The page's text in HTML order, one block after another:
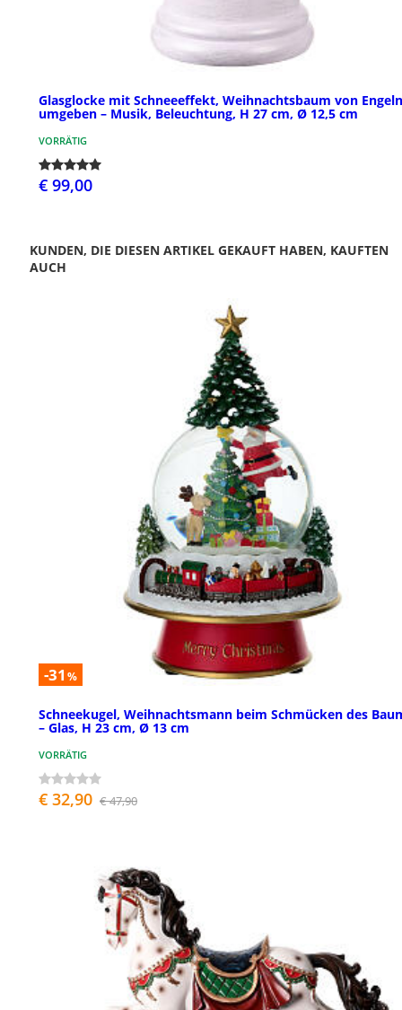
Glasglocke mit Schneeeffekt, Weihnachtsbaum von Engeln
umgeben – Musik, Beleuchtung, H 27 cm, Ø 12,5 cm
VORRÄTIG
€ 99,00
KUNDEN, DIE DIESEN ARTIKEL GEKAUFT HABEN, KAUFTEN
AUCH
-31 %
Schneekugel, Weihnachtsmann beim Schmücken des
– Glas, H 23 cm, Ø 13 cm
VORRÄTIG
€ 32,90 € 47,90